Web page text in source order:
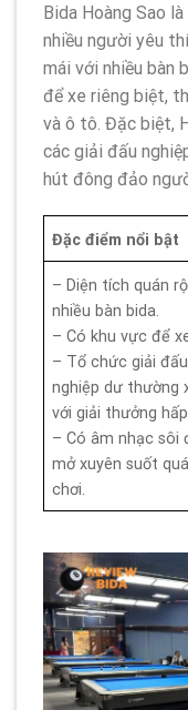
Bida Hoàng Sao
nhiều người yêu
mái với nhiều bàn
để xe riêng biệt,
và ô tô. Đặc biệt,
các giải đấu
hút đông đảo
Đặc điểm nổi bật
– Diện tích quán
nhiều bàn bida.
– Có khu vực để
– Tổ chức giải đấu
nghiệp dư thường
với giải thưởng
– Có âm nhạc sôi
mở xuyên suốt
chơi.